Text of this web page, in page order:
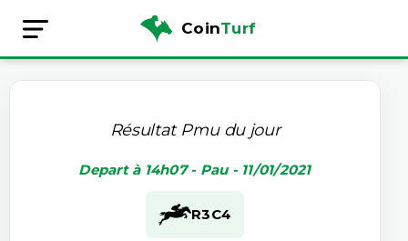
CoinTurf
Résultat Pmu du jour
Depart à 14h07 - Pau - 11/01/2021
R3C4